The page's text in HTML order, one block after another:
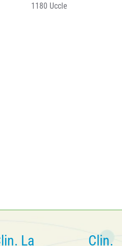
1180 Uccle
La Clin.